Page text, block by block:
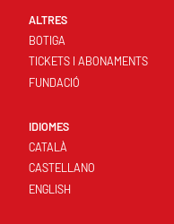
ALTRES
BOTIGA
TICKETS I ABONAMENTS
FUNDACIÓ
IDIOMES
CATALÀ
CASTELLANO
ENGLISH